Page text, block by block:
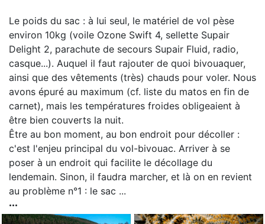
Le poids du sac : à lui seul, le matériel de vol pèse
environ 10kg (voile Ozone Swift 4, sellette Supair
Delight 2, parachute de secours Supair Fluid, radio,
casque...). Auquel il faut rajouter de quoi bivouaquer,
ainsi que des vêtements (très) chauds pour voler. Nous
avons épuré au maximum (cf. liste du matos en fin de
carnet), mais les températures froides obligeaient à
être bien couverts la nuit.
Être au bon moment, au bon endroit pour décoller :
c'est l'enjeu principal du vol-bivouac. Arriver à se
poser à un endroit qui facilite le décollage du
lendemain. Sinon, il faudra marcher, et là on en revient
au problème n°1 : le sac ...